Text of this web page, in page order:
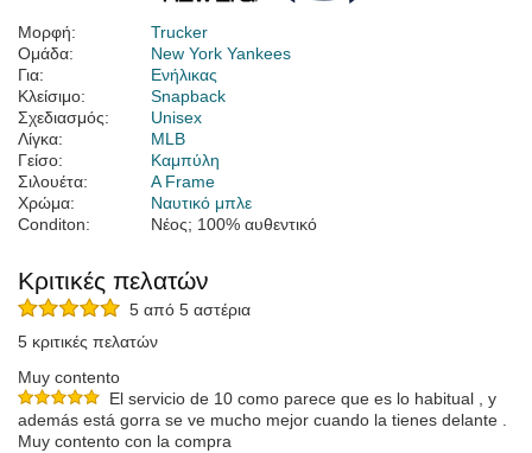
Μορφή:
Trucker
Ομάδα:
New York Yankees
Για:
Ενήλικας
Κλείσιμο:
Snapback
Σχεδιασμός:
Unisex
Λίγκα:
MLB
Γείσο:
Καμπύλη
Σιλουέτα:
A Frame
Χρώμα:
Ναυτικό μπλε
Conditon:
Νέος; 100% αυθεντικό
Κριτικές πελατών
5 από 5 αστέρια
5 κριτικές πελατών
Muy contento
El servicio de 10 como parece que es lo habitual , y
además está gorra se ve mucho mejor cuando la tienes delante .
Muy contento con la compra